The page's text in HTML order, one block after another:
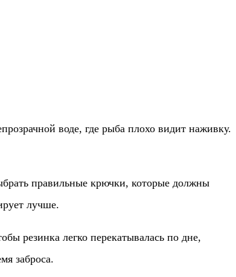
воде, где рыба плохо видит наживку.
правильные крючки, которые должны
лучше.
резинка легко перекатывалась по дне,
заброса.